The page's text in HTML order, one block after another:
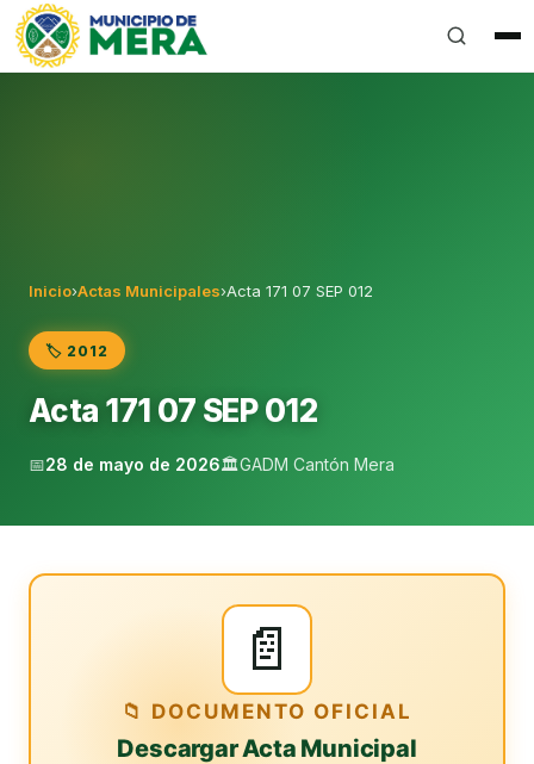
Gobierno Autónomo Descentralizado Municipal del
Inicio›Actas Municipales›Acta 171 07 SEP 012
🏷️ 2012
Acta 171 07 SEP 012
📅28 de mayo de 2026🏛️GADM Cantón Mera
📄
📁 DOCUMENTO OFICIAL
Descargar Acta Municipal